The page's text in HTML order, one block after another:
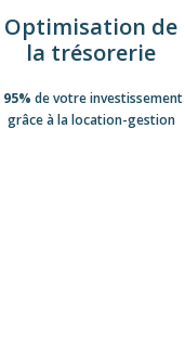
Optimisation de
la trésorerie
95% de votre
grâce à la location-gestion